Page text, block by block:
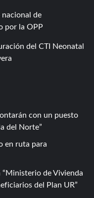
nacional de
por la OPP
del CTI Neonatal
con un puesto
del Norte
en ruta para
Ministerio de Vivienda
del Plan UR